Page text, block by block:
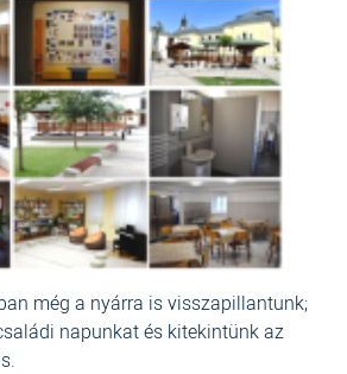
még a nyárra is visszapillantunk;
napunkat és kitekintünk az